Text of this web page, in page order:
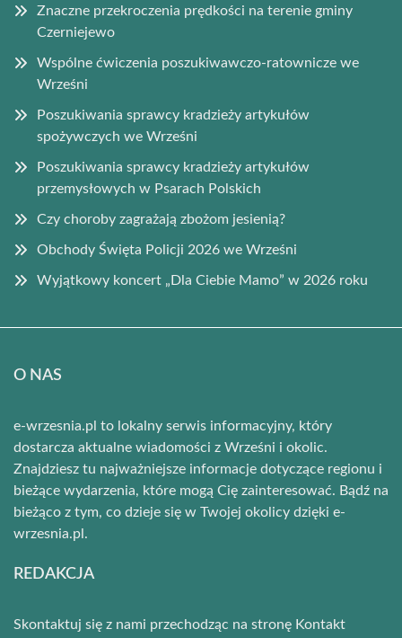
Znaczne przekroczenia prędkości na terenie gminy
Czerniejewo
Wspólne ćwiczenia poszukiwawczo-ratownicze we
Wrześni
Poszukiwania sprawcy kradzieży artykułów
spożywczych we Wrześni
Poszukiwania sprawcy kradzieży artykułów
przemysłowych w Psarach Polskich
Czy choroby zagrażają zbożom jesienią?
Obchody Święta Policji 2026 we Wrześni
Wyjątkowy koncert „Dla Ciebie Mamo” w 2026 roku
O NAS
e-wrzesnia.pl to lokalny serwis informacyjny, który
dostarcza aktualne wiadomości z Wrześni i okolic.
Znajdziesz tu najważniejsze informacje dotyczące regionu i
bieżące wydarzenia, które mogą Cię zainteresować. Bądź na
bieżąco z tym, co dzieje się w Twojej okolicy dzięki e-
wrzesnia.pl.
REDAKCJA
Skontaktuj się z nami przechodząc na stronę Kontakt